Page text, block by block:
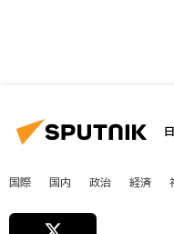
国際 国内 政治 経済